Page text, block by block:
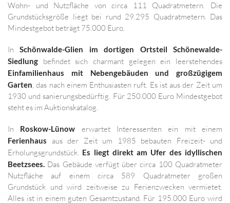
Wohn- und Nutzfläche von circa 111 Quadratmetern. Die
Grundstücksgröße liegt bei rund 29.295 Quadratmetern. Das
Mindestgebot beträgt 75.000 Euro.
InSchönwalde-Glien im dortigen Ortsteil Schönewalde-
Siedlung befindet sich charmant gelegen ein leerstehendes
Einfamilienhaus mit Nebengebäuden und großzügigem
Garten, das nach einem Enthusiasten ruft. Es ist aus der Zeit um
1930 und sanierungsbedürftig. Für 250.000 Euro Mindestgebot
steht es im Auktionskatalog.
In Roskow-Lünow erwartet Interessenten ein mit einem
Ferienhaus aus der Zeit um 1985 bebauten Freizeit- und
Erholungsgrundstück. Es liegt direkt am Ufer des idyllischen
Beetzsees. Das Gebäude verfügt über circa 100 Quadratmeter
Nutzfläche auf einem circa 589 Quadratmeter großen
Grundstück und wird zeitweise zu Ferienzwecken vermietet.
Alles ist in einem guten Gesamtzustand. Für 195.000 Euro wird